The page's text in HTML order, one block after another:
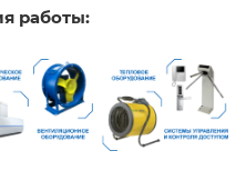
работы: